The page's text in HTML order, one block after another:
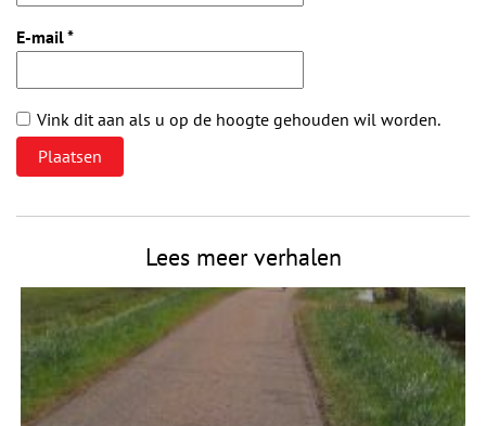
E-mail*
Vink dit aan als u op de hoogte gehouden wil worden.
Lees meer verhalen